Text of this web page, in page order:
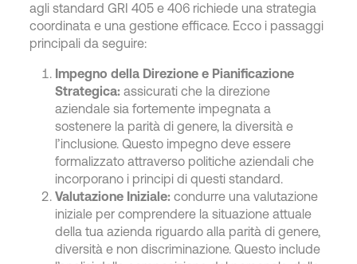
agli standard GRI 405 e 406 richiede una strategia
coordinata e una gestione efficace. Ecco i passaggi
principali da seguire:
Impegno della Direzione e Pianificazione
Strategica: assicurati che la direzione
aziendale sia fortemente impegnata a
sostenere la parità di genere, la diversità e
l’inclusione. Questo impegno deve essere
formalizzato attraverso politiche aziendali che
incorporano i principi di questi standard.
Valutazione Iniziale: condurre una valutazione
iniziale per comprendere la situazione attuale
della tua azienda riguardo alla parità di genere,
diversità e non discriminazione. Questo include